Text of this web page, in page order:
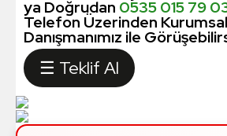
ya Doğrudan 0535 015 79
Telefon Üzerinden
Danışmanımız ile
☰ Teklif Al